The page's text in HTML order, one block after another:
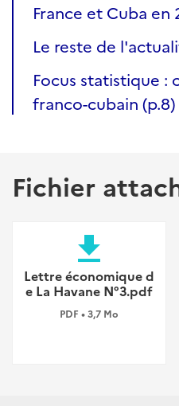
France et Cuba en
Le reste de
Focus statistique :
franco-cubain (p.8)
Fichier
file_download
Lettre économique d
e La Havane N°3.pdf
PDF • 3,7 Mo